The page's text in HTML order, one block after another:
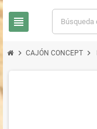
view_headline
chevron_right CAJÓN CONCEPT chevron_right